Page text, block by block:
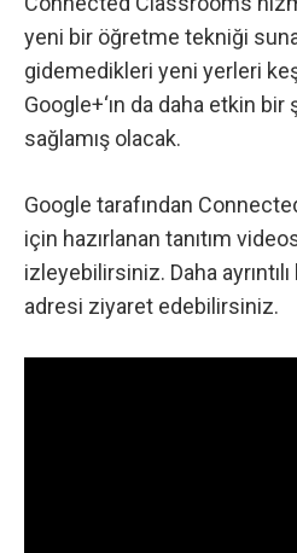
yeni bir öğretme tekniği
gidemedikleri yeni yerleri
Google+‘ın da daha etkin bir
sağlamış olacak.
Google tarafından
için hazırlanan tanıtım
izleyebilirsiniz. Daha
adresi ziyaret edebilirsiniz.